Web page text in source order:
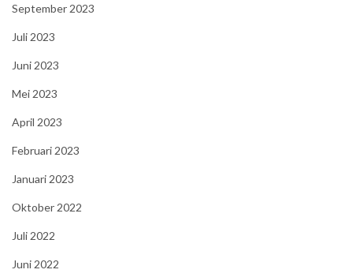
September 2023
Juli 2023
Juni 2023
Mei 2023
April 2023
Februari 2023
Januari 2023
Oktober 2022
Juli 2022
Juni 2022